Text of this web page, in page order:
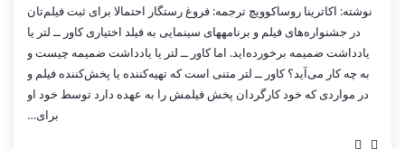
نوشته: اکاترینا روساکوویچ ترجمه: فروغ رستگار احتمالا برای ثبت فیلم‌تان
در جشنواره‌های فیلم و برنامه­های سینمایی به فیلد اختیاری کاور ــ لتر یا
یادداشت ضمیمه برخورده‌اید. اما کاور ــ لتر یا یادداشت ضمیمه چیست و
به چه کار می‌آید؟ کاور ــ لتر متنی است که تهیه‌کننده یا پخش‌کننده فیلم و
در مواردی که خود کارگردان پخش فیلمش را به عهده دارد توسط خود او
برای…